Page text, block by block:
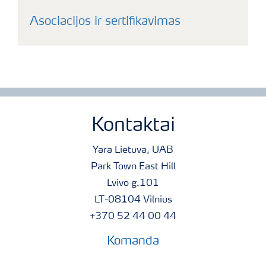
Asociacijos ir sertifikavimas
Kontaktai
Yara Lietuva, UAB
Park Town East Hill
Lvivo g.101
LT-08104 Vilnius
+370 52 44 00 44
Komanda